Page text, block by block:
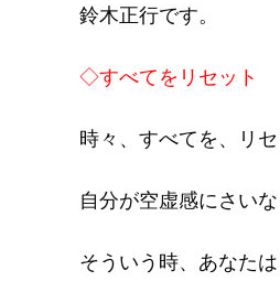
鈴木正行です。
◇すべてをリセット
時々、すべてを、リ
自分が空虚感にさいな
そういう時、あなた